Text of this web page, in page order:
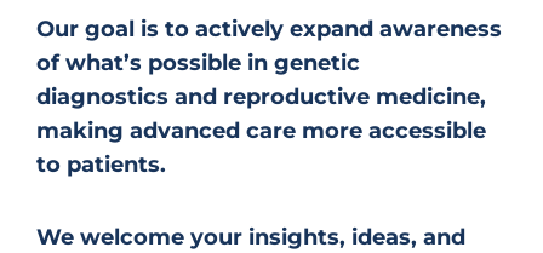
Our goal is to actively expand awareness
of what’s possible in genetic
diagnostics and reproductive medicine,
making advanced care more accessible
to patients.
We welcome your insights, ideas, and